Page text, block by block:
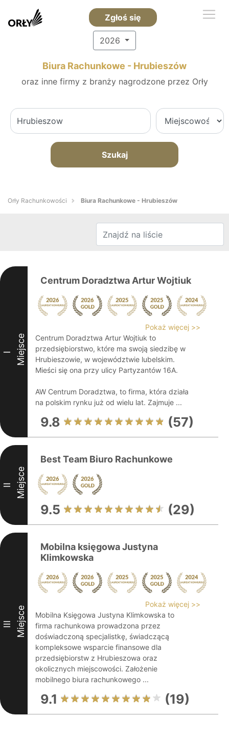
Zgłoś się
2026
Biura Rachunkowe - Hrubieszów
oraz inne firmy z branży nagrodzone przez Orły
Szukaj
Orły Rachunkowości Biura Rachunkowe - Hrubieszów
I Miejsce
Centrum Doradztwa Artur Wojtiuk
Pokaż więcej >>
Centrum Doradztwa Artur Wojtiuk to
przedsiębiorstwo, które ma swoją siedzibę w
Hrubieszowie, w województwie lubelskim.
Mieści się ona przy ulicy Partyzantów 16A.
AW Centrum Doradztwa, to firma, która działa
na polskim rynku już od wielu lat. Zajmuje ...
9.8 (57)
II Miejsce
Best Team Biuro Rachunkowe
9.5 (29)
III Miejsce
Mobilna księgowa Justyna
Klimkowska
Pokaż więcej >>
Mobilna Księgowa Justyna Klimkowska to
firma rachunkowa prowadzona przez
doświadczoną specjalistkę, świadczącą
kompleksowe wsparcie finansowe dla
przedsiębiorstw z Hrubieszowa oraz
okolicznych miejscowości. Założenie
mobilnego biura rachunkowego ...
9.1 (19)